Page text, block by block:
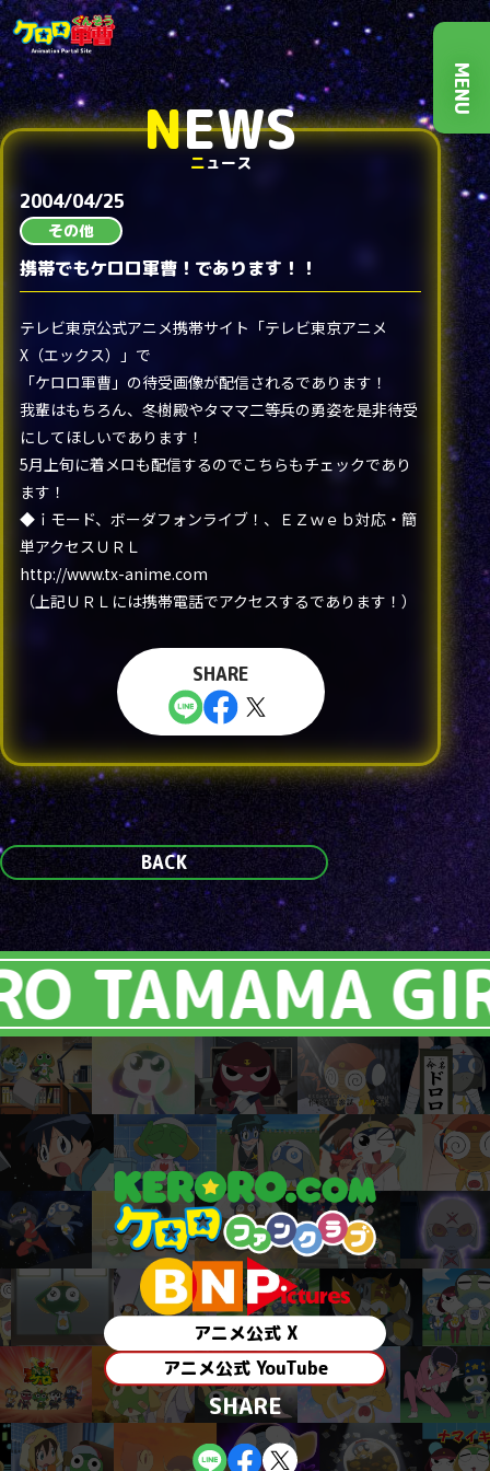
MENU
NEWS
ニュース
2004/04/25
その他
携帯でもケロロ軍曹！であります！！
テレビ東京公式アニメ携帯サイト「テレビ東京アニメ
X（エックス）」で
「ケロロ軍曹」の待受画像が配信されるであります！
我輩はもちろん、冬樹殿やタママ二等兵の勇姿を是非待受
にしてほしいであります！
5月上旬に着メロも配信するのでこちらもチェックであり
ます！
◆ｉモード、ボーダフォンライブ！、ＥＺｗｅｂ対応・簡
単アクセスＵＲＬ
http://www.tx-anime.com
（上記ＵＲＬには携帯電話でアクセスするであります！）
SHARE
BACK
TAMAMA
アニメ公式 X
アニメ公式 YouTube
SHARE